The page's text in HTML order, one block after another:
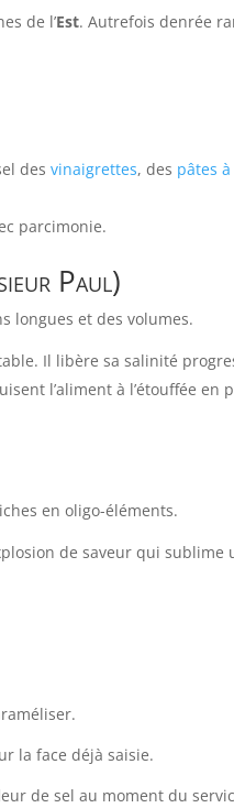
de l’Est. Autrefois denrée
desvinaigrettes, des pâtes
parcimonie.
Paul)
longues et des volumes.
Il libère sa salinité
l’aliment à l’étouffée en
en oligo-éléments.
de saveur qui sublime
la face déjà saisie.
de sel au moment du